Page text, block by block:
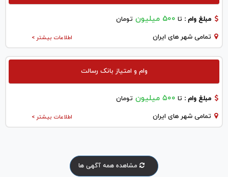
مبلغ وام : تا 500 میلیون تومان
اطلاعات بیشتر > تمامی شهر های ایران
وام و امتیاز بانک رسالت
مبلغ وام : تا ۵۰۰ میلیون تومان
اطلاعات بیشتر > تمامی شهر های ایران
مشاهده همه آگهی ها